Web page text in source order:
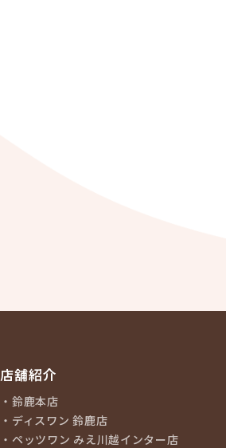
店舖紹介
鈴鹿本店
ディスワン 鈴鹿店
ペッツワン みえ川越インター店